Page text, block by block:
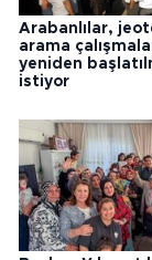
Arabanlılar,
arama
yeniden
istiyor